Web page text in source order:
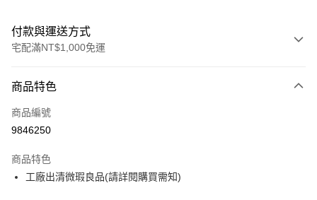
付款與運送方式
宅配滿NT$1,000免運
信用卡一次付款
LINE Pay
街口支付
商品特色
商品編號
9846250
商品特色
工廠出清微瑕良品(請詳閱購買需知)